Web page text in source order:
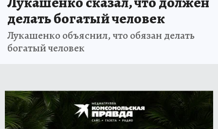
делать богатый человек
Лукашенко объяснил, что обязан делать
богатый человек